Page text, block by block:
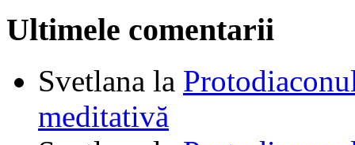
Ultimele comentarii
Svetlana la
meditativă